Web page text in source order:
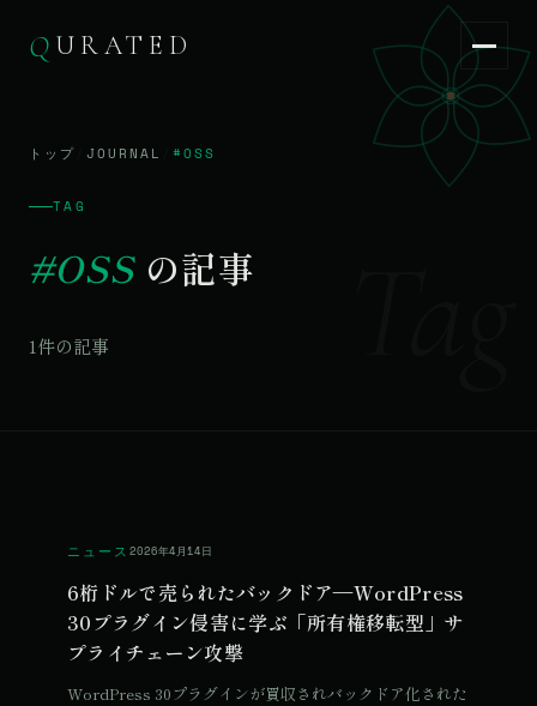
Q URATED
QURATED EN
トップ JOURNAL #OSS
TAG
#OSSの記事
1件の記事
ニュース 2026年4月14日
6桁ドルで売られたバックドア—WordPress
30プラグイン侵害に学ぶ「所有権移転型」サ
プライチェーン攻撃
WordPress 30プラグインが買収されバックドア化された